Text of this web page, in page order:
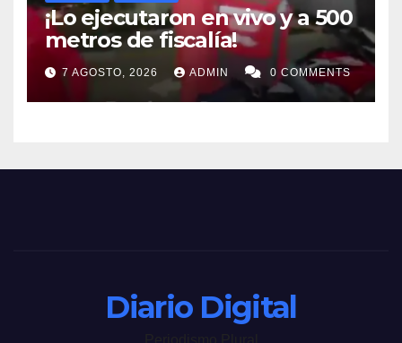
¡Lo ejecutaron en vivo y a 500
metros de fiscalía!
7 AGOSTO, 2026 ADMIN 0 COMMENTS
Diario Digital